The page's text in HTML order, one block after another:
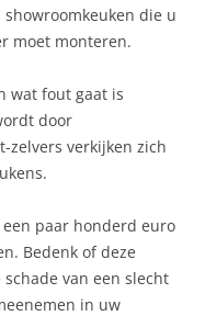
die u
moet monteren.
wat fout gaat is
door
zelvers verkijken zich
een paar honderd euro
Bedenk of deze
van een slecht
in uw